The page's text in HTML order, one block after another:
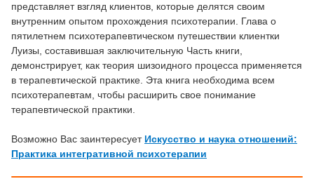
представляет взгляд клиентов, которые делятся своим
внутренним опытом прохождения психотерапии. Глава о
пятилетнем психотерапевтическом путешествии клиентки
Луизы, составившая заключительную Часть книги,
демонстрирует, как теория шизоидного процесса применяется
в терапевтической практике. Эта книга необходима всем
психотерапевтам, чтобы расширить свое понимание
терапевтической практики.
Возможно Вас заинтересует Искусство и наука отношений:
Практика интегративной психотерапии